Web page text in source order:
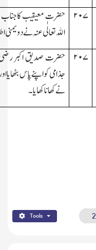
۲۰۷ حضرت معیقیب
اﷲ تعالٰی عنہ نے دویمنی
۲۰۷ حضرت صدیق اکبر
جذامی کو اپنے پاس
نے کھاناکھایا۔
Tools